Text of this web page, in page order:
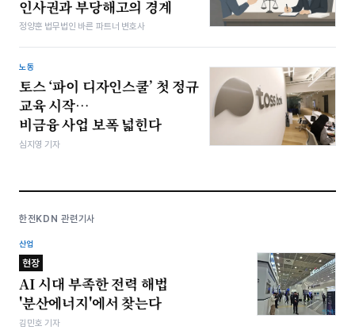
인사권과 부당해고의 경계
정양훈 법무법인 바른 파트너 변호사
노동
토스 ‘파이 디자인스쿨’ 첫 정규
교육 시작…
비금융 사업 보폭 넓힌다
심지영 기자
한전KDN 관련기사
산업
현장
AI 시대 부족한 전력 해법
'분산에너지'에서 찾는다
김민호 기자